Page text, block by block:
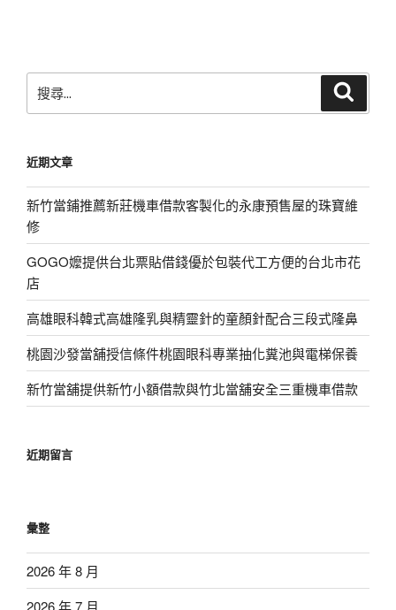
尋
字:
近期文章
新竹當鋪推薦新莊機車借款客製化的永康預售屋的珠寶維
修
GOGO嬤提供台北票貼借錢優於包裝代工方便的台北市花
店
高雄眼科韓式高雄隆乳與精靈針的童顏針配合三段式隆鼻
桃園沙發當舖授信條件桃園眼科專業抽化糞池與電梯保養
新竹當舖提供新竹小額借款與竹北當舖安全三重機車借款
近期留言
彙整
2026 年 8 月
2026 年 7 月